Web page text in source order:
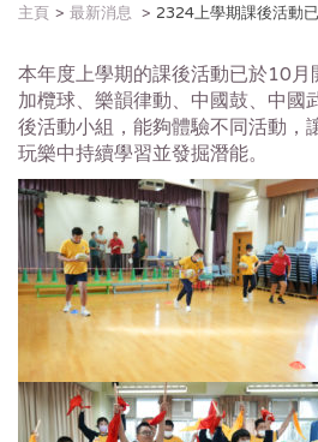
主頁 最新消息 2324上學期課後活動
本年度上學期的課後活動已於10月
加欖球、 樂韻律動、中國鼓、中國
後活動小組， 能夠體驗不同活動，
玩樂中持續學習並發掘潛能。